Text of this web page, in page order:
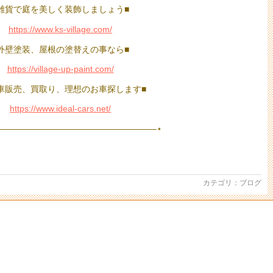
貨で庭を美しく装飾しましょう■
https://www.ks-village.com/
壁塗装、屋根の塗替えの事なら■
https://village-up-paint.com/
販売、買取り、理想のお車探します■
https://www.ideal-cars.net/
カテゴリ： ブログ